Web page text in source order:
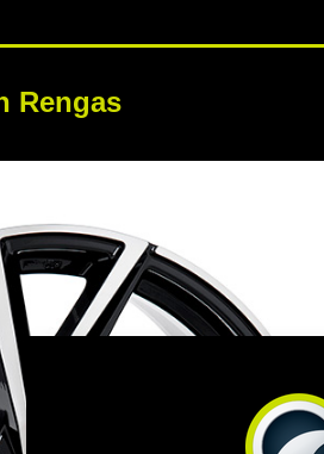
RengasRENKAAT